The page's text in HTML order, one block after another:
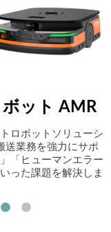
ボット AMR
ロボットソリューシ
送業務を強力にサポ
「ヒューマンエラー
った課題を解決しま